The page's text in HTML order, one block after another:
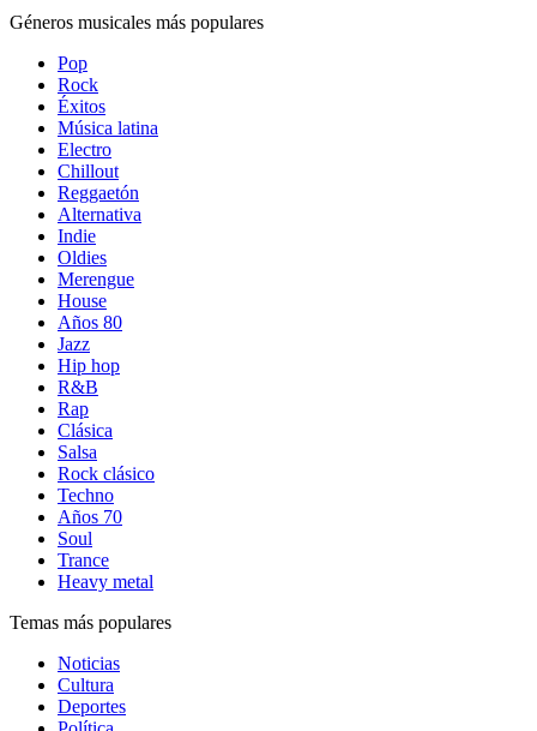
Géneros musicales más populares
Pop
Rock
Éxitos
Música latina
Electro
Chillout
Reggaetón
Alternativa
Indie
Oldies
Merengue
House
Años 80
Jazz
Hip hop
R&B
Rap
Clásica
Salsa
Rock clásico
Techno
Años 70
Soul
Trance
Heavy metal
Temas más populares
Noticias
Cultura
Deportes